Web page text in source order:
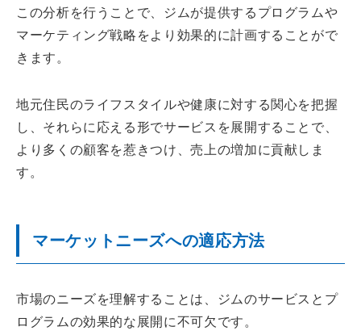
この分析を行うことで、ジムが提供するプログラムや
マーケティング戦略をより効果的に計画することがで
きます。
地元住民のライフスタイルや健康に対する関心を把握
し、それらに応える形でサービスを展開することで、
より多くの顧客を惹きつけ、売上の増加に貢献しま
す。
マーケットニーズへの適応方法
市場のニーズを理解することは、ジムのサービスとプ
ログラムの効果的な展開に不可欠です。